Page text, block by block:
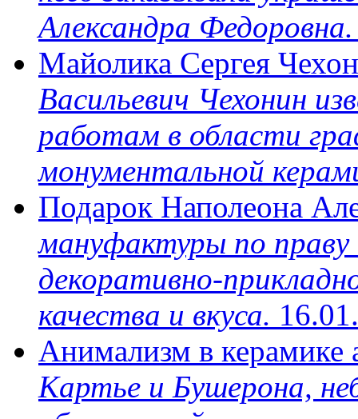
Александра
Майолика Сергея
Васильевич Чехонин
работам в области
монументальной
Подарок Наполеона
мануфактуры по праву
декоративно-
качества и вкуса.
Анимализм в керамике
Картье и Бушерона,